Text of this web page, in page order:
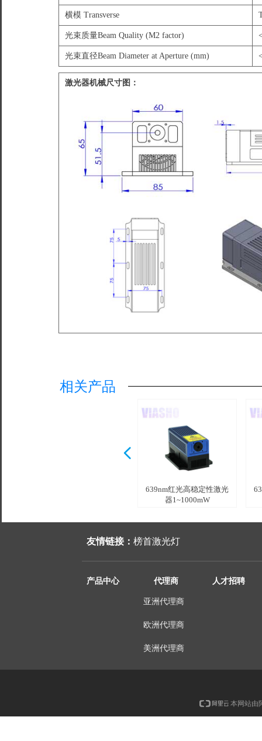
横模 Transverse
光束质量Beam Quality (M2 factor)
光束直径Beam Diameter at Aperture (mm)
激光器机械尺寸图：
639nm红光高稳定性激光
器1~1000mW
넳
相关产品
产品中心 代理商 人才招聘
亚洲代理商
欧洲代理商
美洲代理商
友情链接： 榜首激光灯
本网站由